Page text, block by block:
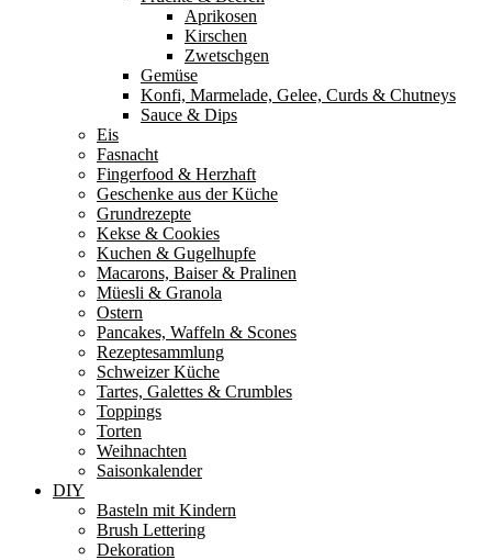
Aprikosen
Kirschen
Zwetschgen
Gemüse
Konfi, Marmelade, Gelee, Curds & Chutneys
Sauce & Dips
Eis
Fasnacht
Fingerfood & Herzhaft
Geschenke aus der Küche
Grundrezepte
Kekse & Cookies
Kuchen & Gugelhupfe
Macarons, Baiser & Pralinen
Müesli & Granola
Ostern
Pancakes, Waffeln & Scones
Rezeptesammlung
Schweizer Küche
Tartes, Galettes & Crumbles
Toppings
Torten
Weihnachten
Saisonkalender
DIY
Basteln mit Kindern
Brush Lettering
Dekoration